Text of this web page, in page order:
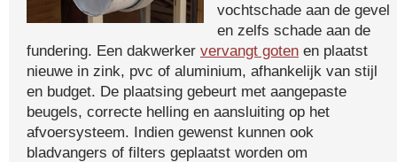
vochtschade aan de gevel
en zelfs schade aan de
fundering. Een dakwerker vervangt goten en plaatst
nieuwe in zink, pvc of aluminium, afhankelijk van stijl
en budget. De plaatsing gebeurt met aangepaste
beugels, correcte helling en aansluiting op het
afvoersysteem. Indien gewenst kunnen ook
bladvangers of filters geplaatst worden om